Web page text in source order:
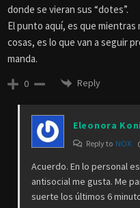
donde se vieran sus “dotes”.
El punto aquí, es que
cosas, es lo que van a seguir
manda.
0 Reply
Eleonora
Reply to NOX
Acuerdo. En lo personal
antisocial me gusta. Me
suerte los últimos 6